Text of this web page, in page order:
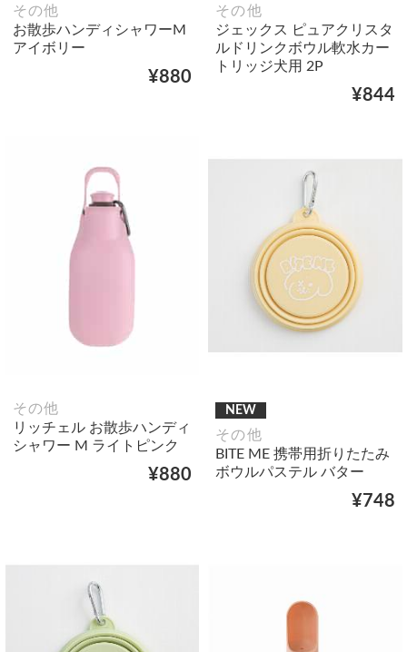
その他
お散歩ハンディシャワーM
アイボリー
¥880
その他
ジェックス ピュアクリスタ
ルドリンクボウル軟水カー
トリッジ犬用 2P
¥844
その他
リッチェル お散歩ハンディ
シャワー M ライトピンク
¥880
NEW
その他
BITE ME 携帯用折りたたみ
ボウルパステル バター
¥748